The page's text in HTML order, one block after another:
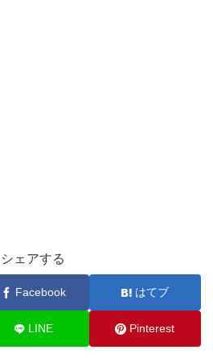
シェアする
Facebook はてブ
LINE Pinterest